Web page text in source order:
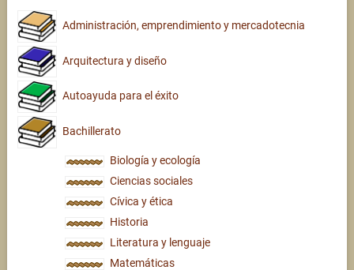
Administración, emprendimiento y mercadotecnia
Arquitectura y diseño
Autoayuda para el éxito
Bachillerato
Biología y ecología
Ciencias sociales
Cívica y ética
Historia
Literatura y lenguaje
Matemáticas